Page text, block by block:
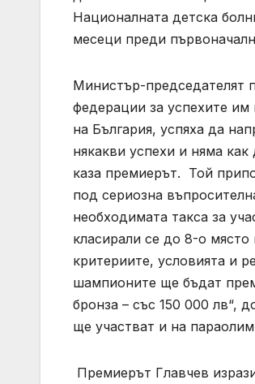
Националната детска
месеци преди
Министър-председателят
федерации за успехите
на България, успяха да
някакви успехи и няма
каза премиерът. Той
под сериозна
необходимата такса за
класирали се до 8-о
критериите, условията и
шампионите ще бъдат
бронза – със 150 000 лв“,
ще участват и на
Премиерът Главчев